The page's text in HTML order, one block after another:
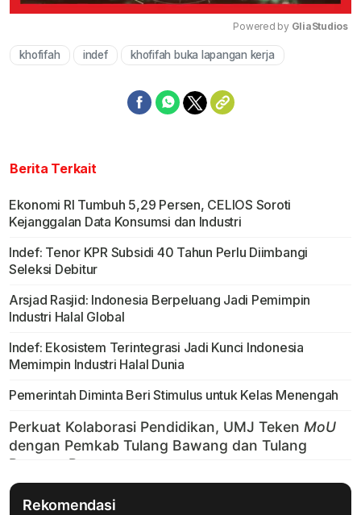
Powered by GliaStudios
khofifah indef khofifah buka lapangan kerja
Berita Terkait
Ekonomi RI Tumbuh 5,29 Persen, CELIOS Soroti
Kejanggalan Data Konsumsi dan Industri
Indef: Tenor KPR Subsidi 40 Tahun Perlu Diimbangi
Seleksi Debitur
Arsjad Rasjid: Indonesia Berpeluang Jadi Pemimpin
Industri Halal Global
Indef: Ekosistem Terintegrasi Jadi Kunci Indonesia
Memimpin Industri Halal Dunia
Pemerintah Diminta Beri Stimulus untuk Kelas Menengah
Rekomendasi